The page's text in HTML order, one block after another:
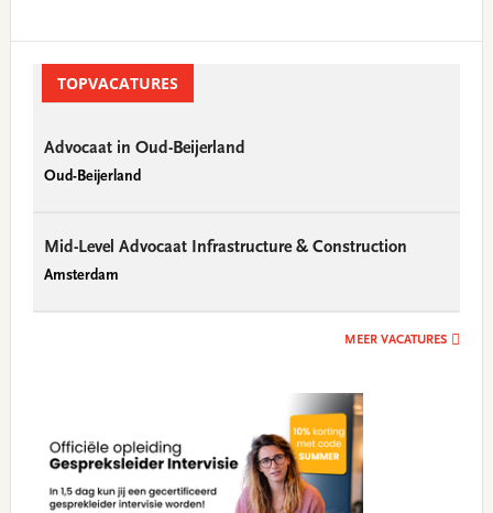
SidebarTOPVACATURES
Advocaat in Oud-Beijerland
Oud-Beijerland
Mid-Level Advocaat Infrastructure & Construction
Amsterdam
MEER VACATURES